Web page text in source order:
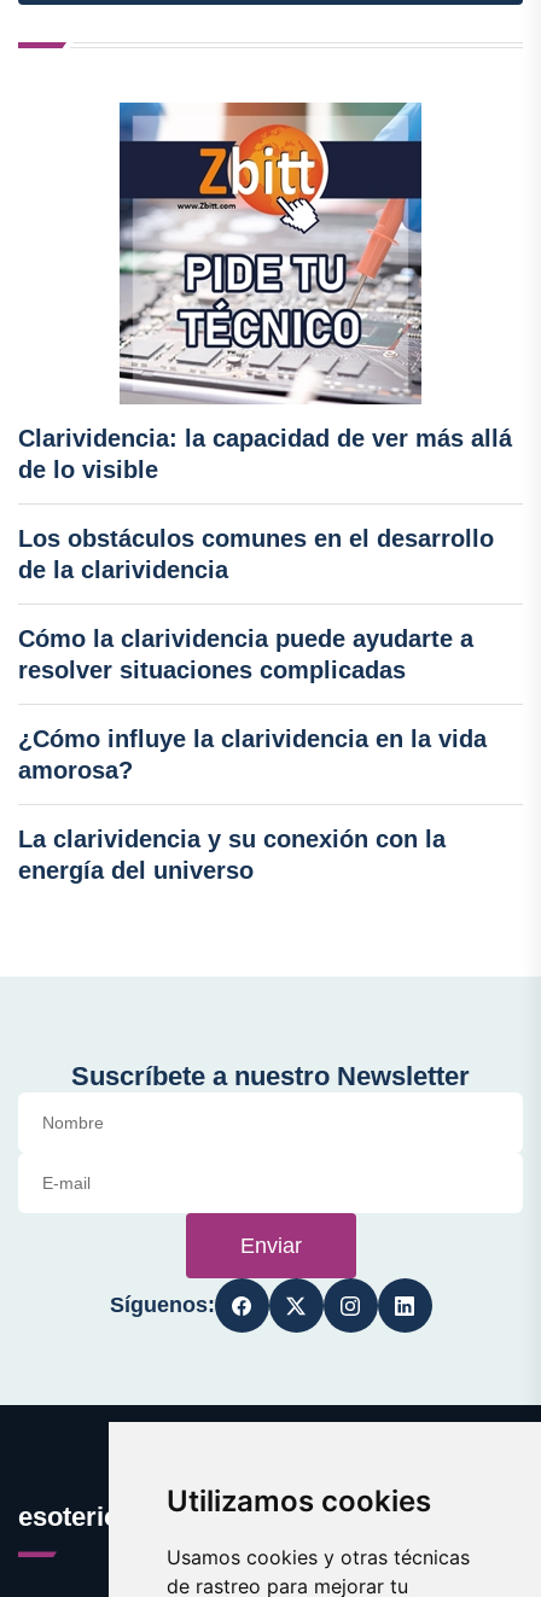
Utilizamos cookies
Usamos cookies y otras técnicas
de rastreo para mejorar tu
Clarividencia: la capacidad de ver más allá
de lo visible
Los obstáculos comunes en el desarrollo
de la clarividencia
Cómo la clarividencia puede ayudarte a
resolver situaciones complicadas
¿Cómo influye la clarividencia en la vida
amorosa?
La clarividencia y su conexión con la
energía del universo
Suscríbete a nuestro Newsletter
Enviar
Síguenos:
esotericos.es